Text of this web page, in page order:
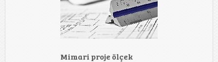
Mimari proje ölçek